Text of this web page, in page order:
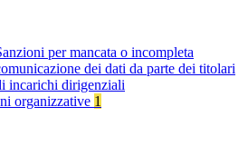
per mancata o incompleta
dei dati da parte dei titolari
incarichi dirigenziali
organizzative 1